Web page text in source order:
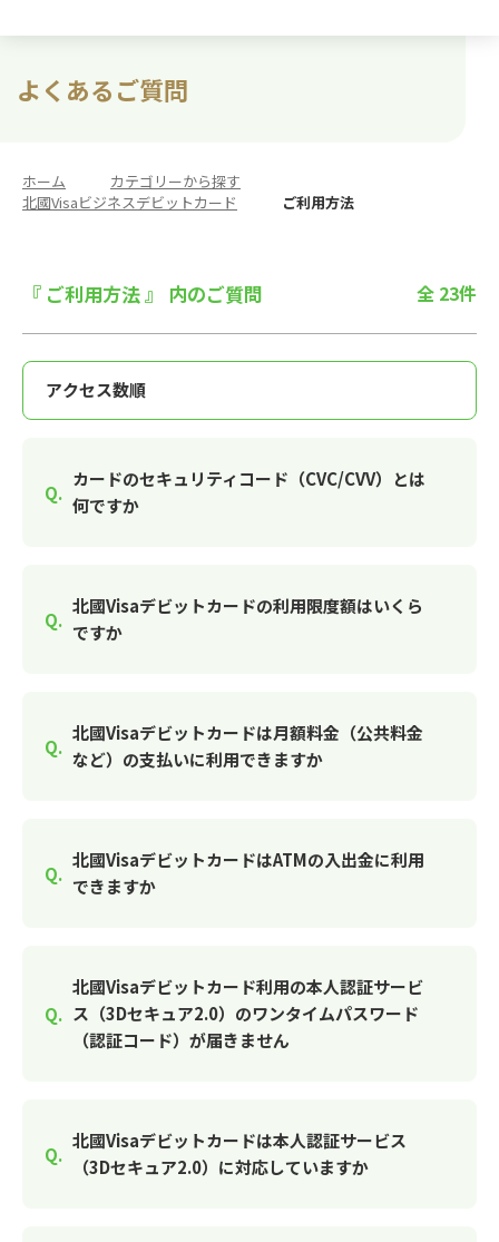
よくあるご質問
ホーム カテゴリーから探す
北國Visaビジネスデビットカード
ご利用方法
『 ご利用方法 』 内のご質問 全 23件
カードのセキュリティコード（CVC/CVV）とは
何ですか
北國Visaデビットカードの利用限度額はいくら
ですか
北國Visaデビットカードは月額料金（公共料金
など）の支払いに利用できますか
北國VisaデビットカードはATMの入出金に利用
できますか
北國Visaデビットカード利用の本人認証サービ
ス（3Dセキュア2.0）のワンタイムパスワード
（認証コード）が届きません
北國Visaデビットカードは本人認証サービス
（3Dセキュア2.0）に対応していますか